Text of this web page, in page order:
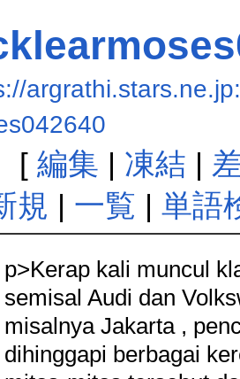
[ 編集 | 凍結 |
規 | 一覧 | 単語
p>Kerap kali muncul
semisal Audi dan
misalnya Jakarta ,
dihinggapi berbagai